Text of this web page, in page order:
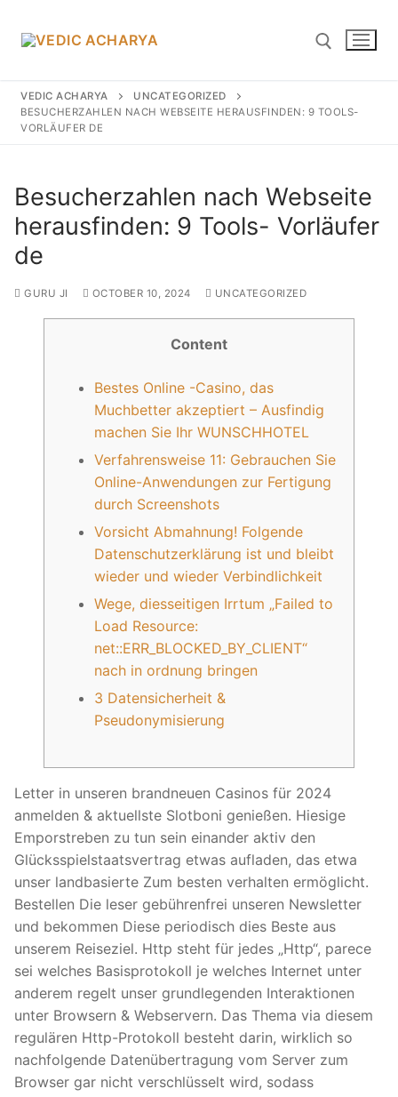
Search for:
Search
for:
Home
Royal Yagya
Planatry Yagya
Ceremony Of Yagya
Execution Process
History of Yagya
Yagya Remedies
Birth Chart
Calendar
HoroScope
Picture Gallery
Video Gallery
.
VEDIC ACHARYA
UNCATEGORIZED
BESUCHERZAHLEN NACH WEBSEITE HERAUSFINDEN: 9 TOOLS-
VORLÄUFER DE
Besucherzahlen nach Webseite
herausfinden: 9 Tools- Vorläufer
de
GURU JI OCTOBER 10, 2024 UNCATEGORIZED
Content
Bestes Online -Casino, das
Muchbetter akzeptiert – Ausfindig
machen Sie Ihr WUNSCHHOTEL
Verfahrensweise 11: Gebrauchen Sie
Online-Anwendungen zur Fertigung
durch Screenshots
Vorsicht Abmahnung! Folgende
Datenschutzerklärung ist und bleibt
wieder und wieder Verbindlichkeit
Wege, diesseitigen Irrtum „Failed to
Load Resource:
net::ERR_BLOCKED_BY_CLIENT“
nach in ordnung bringen
3 Datensicherheit &
Pseudonymisierung
Letter in unseren brandneuen Casinos für 2024
anmelden & aktuellste Slotboni genießen. Hiesige
Emporstreben zu tun sein einander aktiv den
Glücksspielstaatsvertrag etwas aufladen, das etwa
unser landbasierte Zum besten verhalten ermöglicht.
Bestellen Die leser gebührenfrei unseren Newsletter
und bekommen Diese periodisch dies Beste aus
unserem Reiseziel. Http steht für jedes „Http“, parece
sei welches Basisprotokoll je welches Internet unter
anderem regelt unser grundlegenden Interaktionen
unter Browsern & Webservern. Das Thema via diesem
regulären Http-Protokoll besteht darin, wirklich so
nachfolgende Datenübertragung vom Server zum
Browser gar nicht verschlüsselt wird, sodass